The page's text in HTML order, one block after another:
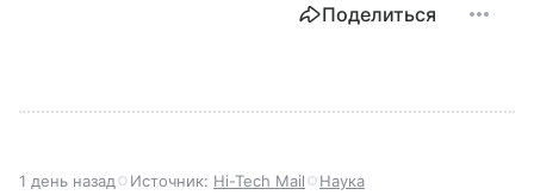
Поделиться
1 день назад Источник: Hi-Tech Mail Наука